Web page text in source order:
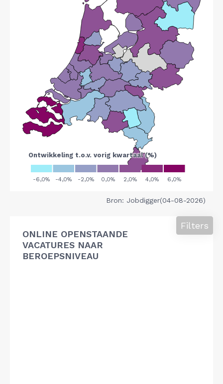
Bron: Jobdigger(04-08-2026)
ONLINE OPENSTAANDE
VACATURES NAAR
BEROEPSNIVEAU
Filters